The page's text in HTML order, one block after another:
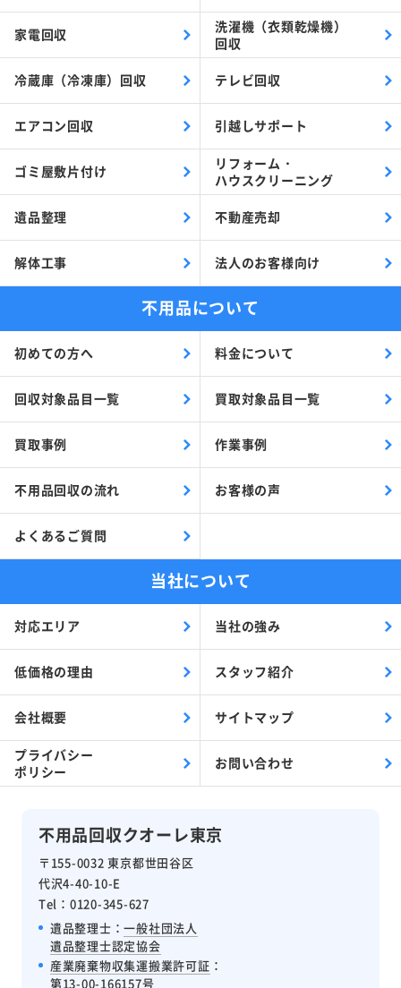
不用品回収クオーレ東京
〒155-0032 東京都世田谷区
代沢4-40-10-E
Tel：0120-345-627
遺品整理士：一般社団法人
遺品整理士認定協会
産業廃棄物収集運搬業許可証 ：
第13-00-166157号
家電回収
洗濯機（衣類乾燥機）
回収
冷蔵庫（冷凍庫）回収 テレビ回収
エアコン回収 引越しサポート
ゴミ屋敷片付け
リフォーム・
ハウスクリーニング
遺品整理 不動産売却
解体工事 法人のお客様向け
不用品について
初めての方へ 料金について
回収対象品目一覧 買取対象品目一覧
買取事例 作業事例
不用品回収の流れ お客様の声
よくあるご質問
当社について
対応エリア 当社の強み
低価格の理由 スタッフ紹介
会社概要 サイトマップ
プライバシー
ポリシー
お問い合わせ